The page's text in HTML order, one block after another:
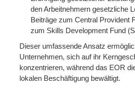
den Arbeitnehmern gesetzliche
Beiträge zum Central Provident
zum Skills Development Fund
Dieser umfassende Ansatz
Unternehmen, sich auf ihr
konzentrieren, während das EOR
lokalen Beschäftigung bewältigt.